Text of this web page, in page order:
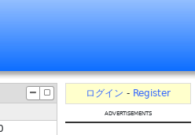
ログイン - Register
advertisements